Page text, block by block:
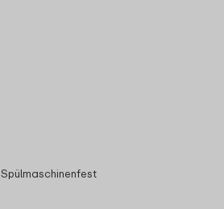
Spülmaschinenfest